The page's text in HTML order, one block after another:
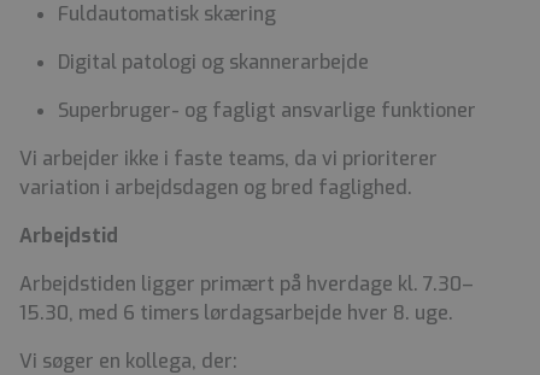
Fuldautomatisk skæring
Digital patologi og skannerarbejde
Superbruger- og fagligt ansvarlige funktioner
Vi arbejder ikke i faste teams, da vi prioriterer
variation i arbejdsdagen og bred faglighed.
Arbejdstid
Arbejdstiden ligger primært på hverdage kl. 7.30–
15.30, med 6 timers lørdagsarbejde hver 8. uge.
Vi søger en kollega, der: